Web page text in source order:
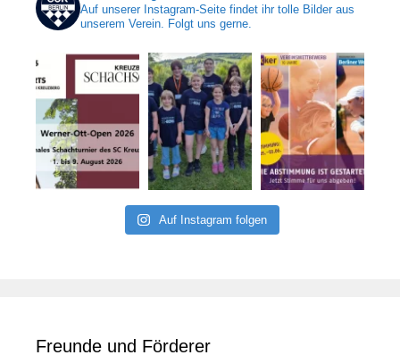
Auf unserer Instagram-Seite findet ihr tolle Bilder aus
unserem Verein. Folgt uns gerne.
Auf Instagram folgen
Freunde und Förderer